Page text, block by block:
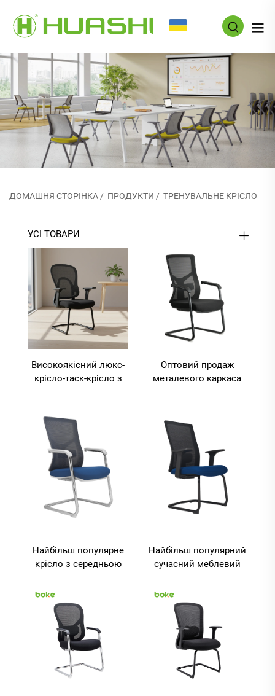
ДОМАШНЯ СТОРІНКА / ПРОДУКТИ / ТРЕНУВАЛЬНЕ КРІСЛО
УСІ ТОВАРИ
Високоякісний люкс-
крісло-таск-крісло з
керівників,
індивідуально
розроблене
ергономічне офісне й
домашнє крісло з
пластиковим
каркасом у сучасному
дизайні
Оптовий продаж
металевого каркаса
крісло для
відвідувачів для
переговорної кімнати
Найбільш популярне
крісло з середньою
тканинне крісло з
вигнутим елементом
та сітчастою
конструкцією для
домашнього офісу,
офісного меблів,
офісного обладнання
Найбільш популярний
сучасний меблевий
фіксованими
підлокітниками,
середньою висотою
спинки, сітчастим
сидінням та
вигнутими ніжками
для співробітників і